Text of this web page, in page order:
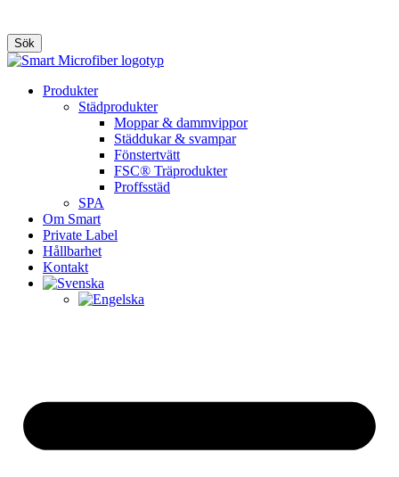
Sök
Produkter
Städprodukter
Moppar & dammvippor
Städdukar & svampar
Fönstertvätt
FSC® Träprodukter
Proffsstäd
SPA
Om Smart
Private Label
Hållbarhet
Kontakt